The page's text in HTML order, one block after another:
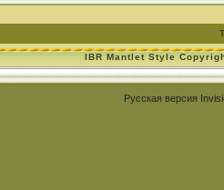
IBR Mantlet Style
Русская версия